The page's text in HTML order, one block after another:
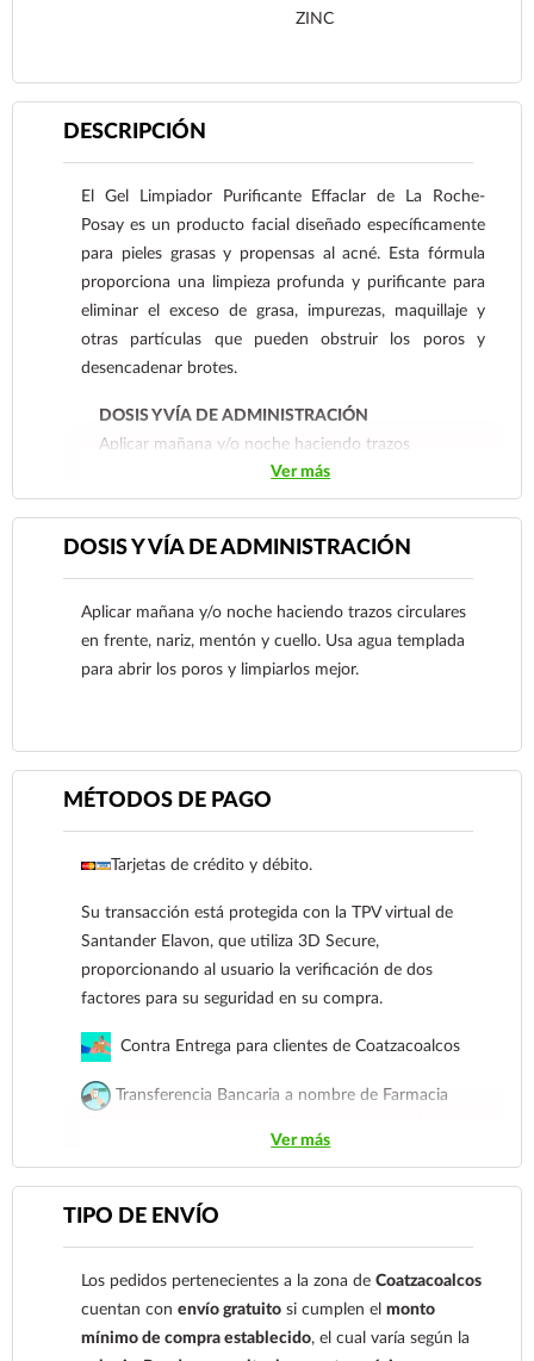
ZINC
DESCRIPCIÓN
El Gel Limpiador Purificante Effaclar de La Roche-
Posay es un producto facial diseñado específicamente
para pieles grasas y propensas al acné. Esta fórmula
proporciona una limpieza profunda y purificante para
eliminar el exceso de grasa, impurezas, maquillaje y
otras partículas que pueden obstruir los poros y
desencadenar brotes.
DOSIS Y VÍA DE ADMINISTRACIÓN
Aplicar mañana y/o noche haciendo trazos
circulares en frente, nariz, mentón y cuello. Usa
agua templada para abrir los poros y limpiarlos
Ver más
DOSIS Y VÍA DE ADMINISTRACIÓN
Aplicar mañana y/o noche haciendo trazos circulares
en frente, nariz, mentón y cuello. Usa agua templada
para abrir los poros y limpiarlos mejor.
MÉTODOS DE PAGO
Tarjetas de crédito y débito.
Su transacción está protegida con la TPV virtual de
Santander Elavon, que utiliza 3D Secure,
proporcionando al usuario la verificación de dos
factores para su seguridad en su compra.
Contra Entrega para clientes de Coatzacoalcos
Transferencia Bancaria a nombre de Farmacia
cuenta: Clave: 014854655008143954
Para esta forma de pago el cliente deberá enviar su
comprobante de pago a al siguiente correo
nuestro
921 261 8491
Ver más
TIPO DE ENVÍO
Los pedidos pertenecientes a la zona deCoatzacoalcos
cuentan conenvío gratuito si cumplen elmonto
mínimo de compra establecido, el cual varía según la